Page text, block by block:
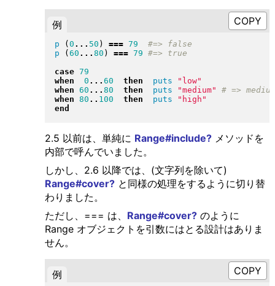
例
p ( 0 ... 50 ) === 79
p
( 60 ... 80 ) === 79
case 79
when
0 ... 60 then puts " low"
when 60 ... 80 then puts "medium"
when 80 .. 100 then puts " high "
end
2.5 以前は、単純に Range#include?メソッドを
内部で呼んでいました。
しかし、2.6 以降では、(文字列を除いて)
Range#cover?と同様の処理をするように切り替
わりました。
ただし、=== は、 Range#cover?のように
Range オブジェクトを引数にはとる設計はありま
せん。
例